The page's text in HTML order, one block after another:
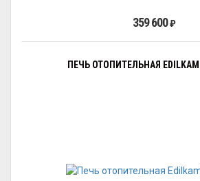
359 600₽
ПЕЧЬ ОТОПИТЕЛЬНАЯ